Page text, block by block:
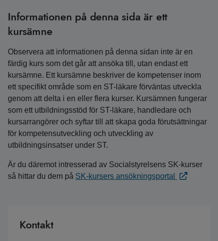
Informationen på denna sida är ett
kursämne
Observera att informationen på denna sidan inte är en
färdig kurs som det går att ansöka till, utan endast ett
kursämne. Ett kursämne beskriver de kompetenser inom
ett specifikt område som en ST-läkare förväntas utveckla
genom att delta i en eller flera kurser. Kursämnen fungerar
som ett utbildningsstöd för ST-läkare, handledare och
kursarrangörer och syftar till att skapa goda förutsättningar
för kompetensutveckling och utveckling av
utbildningsinsatser under ST.
Är du däremot intresserad av Socialstyrelsens SK-kurser
så hittar du dem på SK-kursers ansökningsportal
Kontakt